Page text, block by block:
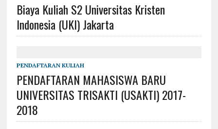
Biaya Kuliah S2 Universitas Kristen
Indonesia (UKI) Jakarta
PENDAFTARAN KULIAH
PENDAFTARAN MAHASISWA BARU
UNIVERSITAS TRISAKTI (USAKTI) 2017-
2018